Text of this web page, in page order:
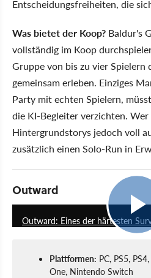
Entscheidungsfreiheiten, die
Was bietet der Koop? Baldur's
vollständig im Koop
Gruppe von bis zu vier Spielern
gemeinsam erleben. Einziges
Party mit echten Spielern,
die KI-Begleiter verzichten.
Hintergrundstorys jedoch voll
zusätzlich einen Solo-Run in
Outward
Outward: Eines der härtesten
Plattformen: PC, PS5,
One, Nintendo Switch